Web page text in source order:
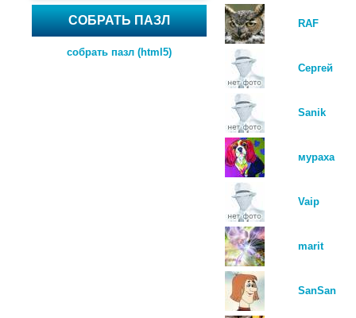
СОБРАТЬ ПАЗЛ
собрать пазл (html5)
RAF
Сергей
Sanik
мураха
Vaip
marit
SanSan